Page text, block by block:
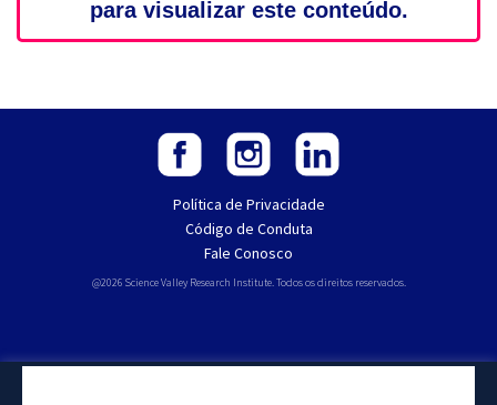
para visualizar este conteúdo.
Política de Privacidade
Código de Conduta
Fale Conosco
@2026 Science Valley Research Institute. Todos os direitos reservados.